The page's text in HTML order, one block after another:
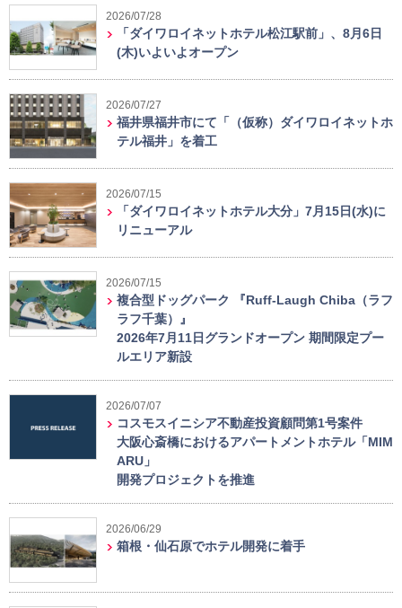
2026/07/28
「ダイワロイネットホテル松江駅前」、8月6日
(木)いよいよオープン
2026/07/27
福井県福井市にて「（仮称）ダイワロイネットホ
テル福井」を着工
2026/07/15
「ダイワロイネットホテル大分」7月15日(水)に
リニューアル
2026/07/15
複合型ドッグパーク 『Ruff-Laugh Chiba（ラフ
ラフ千葉）』
2026年7月11日グランドオープン 期間限定プー
ルエリア新設
2026/07/07
コスモスイニシア不動産投資顧問第1号案件
大阪心斎橋におけるアパートメントホテル「MIM
ARU」
開発プロジェクトを推進
2026/06/29
箱根・仙石原でホテル開発に着手